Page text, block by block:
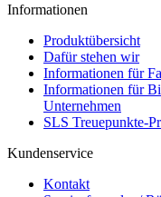
Informationen
Produktübersicht
Dafür stehen wir
Informationen für
Informationen für
Unternehmen
SLS Treuepunkte-
Kundenservice
Kontakt